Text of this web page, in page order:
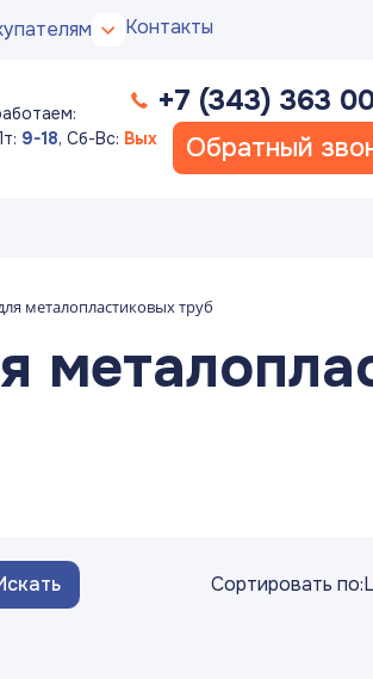
Контакты
9-18, Сб-Вс: Вых
+7 (343) 363
Обратный
металопластиковых труб
Сортировать по: